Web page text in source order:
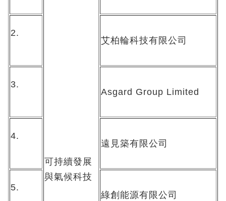
可持續發展
與氣候科技
2.
艾柏輪科技有限公司
3.
Asgard Group Limited
4.
遠見築有限公司
5.
綠創能源有限公司